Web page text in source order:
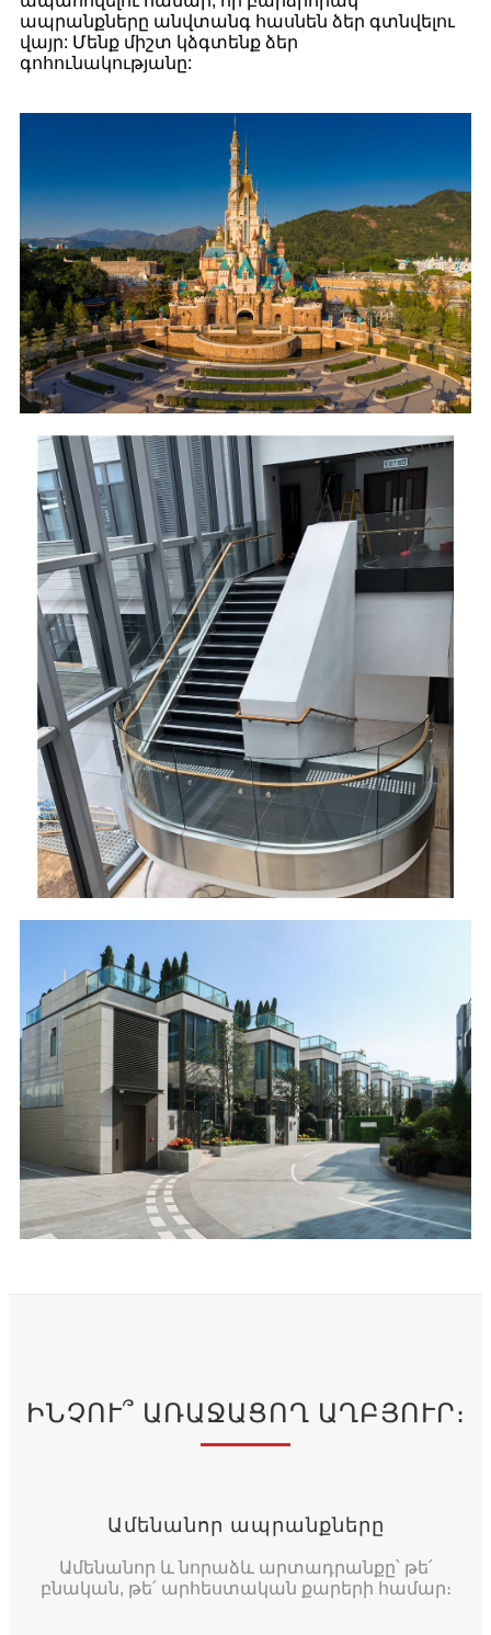
ապրանքները անվտանգ հասնեն ձեր գտնվելու
վայր: Մենք միշտ կձգտենք ձեր
գոհունակությանը:
ԻՆՉՈՒ՞ ԱՌԱՋԱՑՈՂ ԱՂԲՅՈՒՐ։
Ամենանոր ապրանքները
Ամենանոր և նորաձև արտադրանքը՝ թե՛
բնական, թե՛ արհեստական ​​քարերի համար։